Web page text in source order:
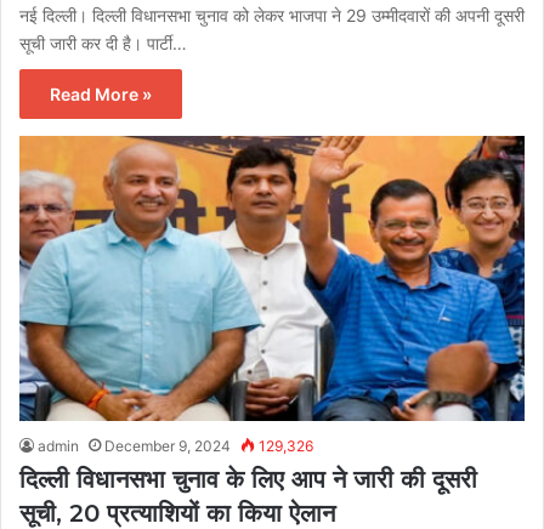
नई दिल्ली। दिल्ली विधानसभा चुनाव को लेकर भाजपा ने 29 उम्मीदवारों की अपनी दूसरी
सूची जारी कर दी है। पार्टी…
Read More »
admin December 9, 2024 129,326
दिल्ली विधानसभा चुनाव के लिए आप ने जारी की दूसरी
सूची, 20 प्रत्याशियों का किया ऐलान